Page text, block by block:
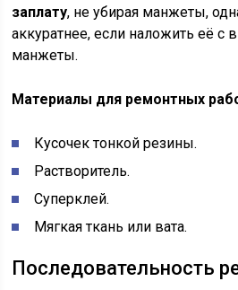
заплату, не убирая манжеты,
аккуратнее, если наложить её с
манжеты.
Материалы для ремонтных
Кусочек тонкой резины.
Растворитель.
Суперклей.
Мягкая ткань или вата.
Последовательность